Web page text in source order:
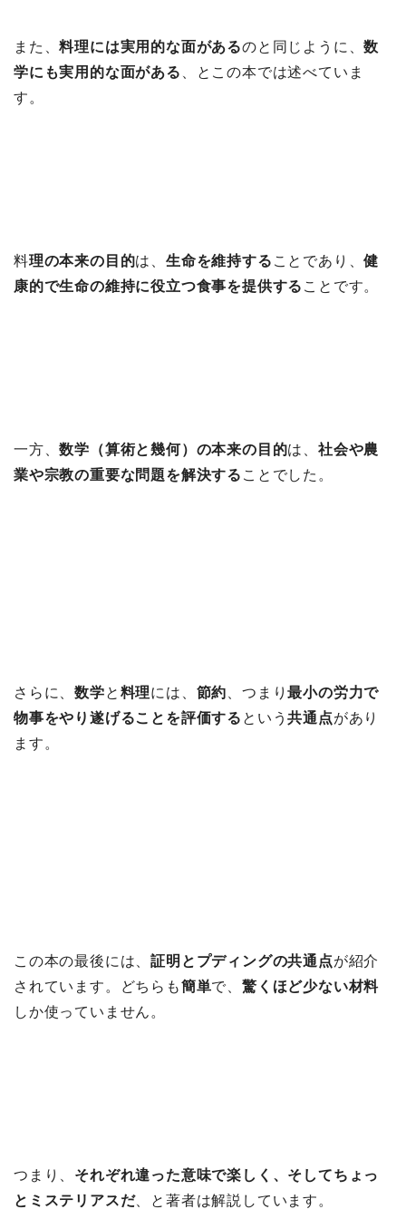
また、料理には実用的な面があるのと同じように、数
学にも実用的な面がある
、とこの本では述べていま
す。
料理の本来の目的は、生命を維持する ことであり、健
康的で生命の維持に役立つ食事を提供する ことです。
一方、数学（算術と幾何）の本来の目的は、社会や農
業や宗教の重要な問題を解決する ことでした。
さらに、数学と 料理には、 節約 、つまり最小の労力で
物事をやり遂げることを評価する という共通点があり
ます。
この本の最後には、証明とプディングの共通点が紹介
されています。どちらも簡単で、驚くほど少ない材料
しか使っていません。
つまり、 それぞれ違った意味で楽しく、そしてちょっ
とミステリアスだ、と著者は解説しています。